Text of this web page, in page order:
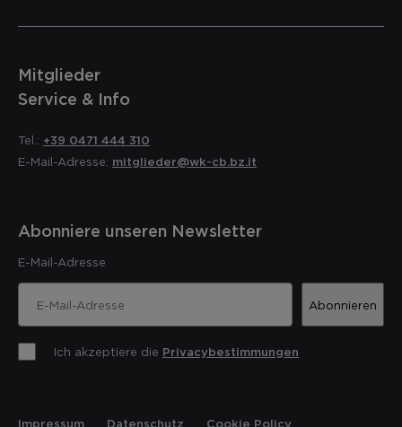
Mitglieder
Service & Info
Tel.: +39 0471 444 310
E-Mail-Adresse: mitglieder@wk-cb.bz.it
Abonniere unseren Newsletter
E-Mail-Adresse
Abonnieren
Ich akzeptiere die Privacybestimmungen
Impressum Datenschutz Cookie Policy